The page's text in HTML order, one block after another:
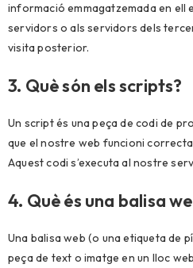
informació emmagatzemada en
servidors o als servidors dels
visita posterior.
3. Què són els scripts?
Un script és una peça de codi de
que el nostre web funcioni
Aquest codi s’executa al nostre
4. Què és una balisa
Una balisa web (o una etiqueta de
peça de text o imatge en un lloc